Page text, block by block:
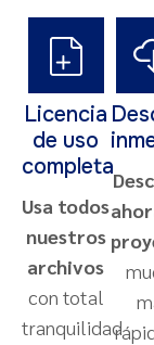
Licencia
de uso
completa
Usa todos
nuestros
archivos
con total
tranquilidad